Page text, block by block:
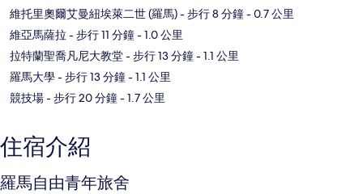
維托里奧爾艾曼紐埃萊二世 (羅馬)- 步行 8 分鐘- 0.7 公里
維亞馬薩拉 - 步行 11 分鐘- 1.0 公里
拉特蘭聖喬凡尼大教堂- 步行 13 分鐘- 1.1 公里
羅馬大學- 步行 13 分鐘- 1.1 公里
競技場- 步行 20 分鐘- 1.7 公里
住宿介紹
羅馬自由青年旅舍